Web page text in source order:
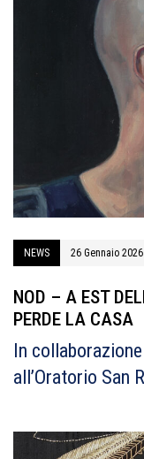
NEWS 26 Gennaio 2026
NOD – A EST
PERDE LA CASA
In
all’Oratorio San